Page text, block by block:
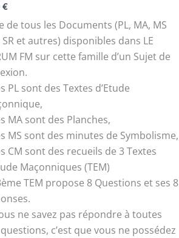
€
de tous les Documents (PL, MA, MS
SR et autres) disponibles dans LE
FM sur cette famille d’un Sujet de
PL sont des Textes d’Etude
MA sont des Planches,
MS sont des minutes de Symbolisme,
CM sont des recueils de 3 Textes
Maçonniques (TEM)
TEM propose 8 Questions et ses 8
ne savez pas répondre à toutes
c’est que vous ne possédez